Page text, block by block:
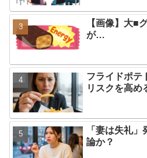
【画像】大■
が…
フライドポテ
リスクを高め
「妻は失礼
論か？